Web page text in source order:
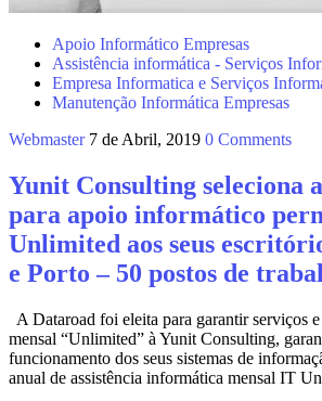
Apoio Informático Empresas
Assistência informática - Serviços
Empresa Informatica e Serviços
Manutenção Informática Empresas
Webmaster 7 de Abril, 2019 0 Comments
Yunit Consulting seleciona
para apoio informático
Unlimited aos seus
e Porto – 50 postos de
A Dataroad foi eleita para garantir serviços
mensal “Unlimited” à Yunit Consulting,
funcionamento dos seus sistemas de
anual de assistência informática mensal IT